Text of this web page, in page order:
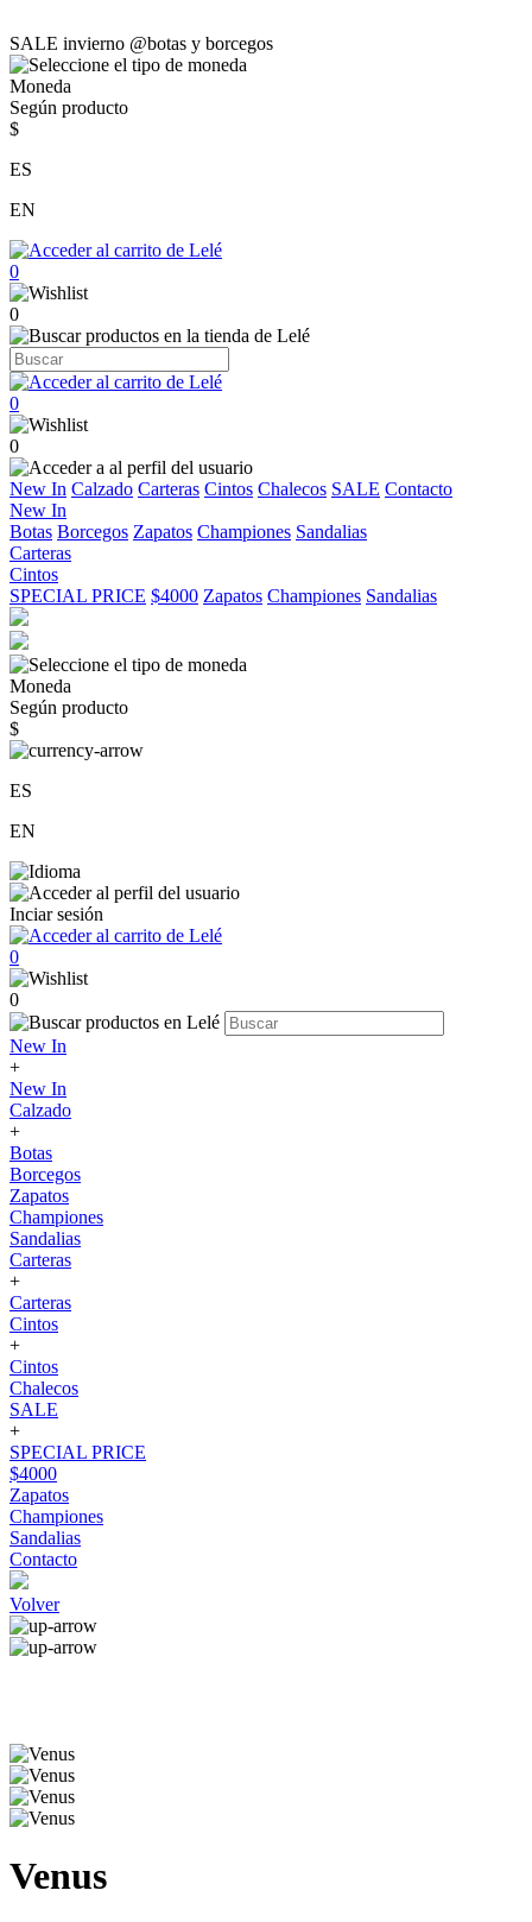
SALE invierno @botas y borcegos
Moneda
Según producto
$
ES
EN
0
0
0
0
New In Calzado Carteras Cintos Chalecos SALE Contacto
New In
Botas Borcegos Zapatos Championes Sandalias
Carteras
Cintos
SPECIAL PRICE $4000 Zapatos Championes Sandalias
Moneda
Según producto
$
ES
EN
Inciar sesión
0
0
New In
+
New In
Calzado
+
Botas
Borcegos
Zapatos
Championes
Sandalias
Carteras
+
Carteras
Cintos
+
Cintos
Chalecos
SALE
+
SPECIAL PRICE
$4000
Zapatos
Championes
Sandalias
Contacto
Volver
Venus